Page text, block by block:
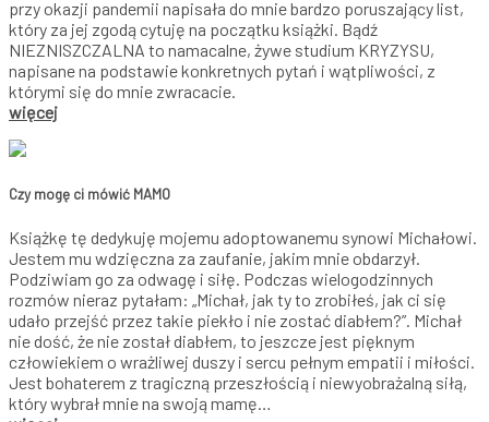
przy okazji pandemii napisała do mnie bardzo poruszający list,
który za jej zgodą cytuję na początku książki. Bądź
NIEZNISZCZALNA to namacalne, żywe studium KRYZYSU,
napisane na podstawie konkretnych pytań i wątpliwości, z
którymi się do mnie zwracacie.
więcej
Czy mogę ci mówić MAMO
Książkę tę dedykuję mojemu adoptowanemu synowi Michałowi.
Jestem mu wdzięczna za zaufanie, jakim mnie obdarzył.
Podziwiam go za odwagę i siłę. Podczas wielogodzinnych
rozmów nieraz pytałam: „Michał, jak ty to zrobiłeś, jak ci się
udało przejść przez takie piekło i nie zostać diabłem?”. Michał
nie dość, że nie został diabłem, to jeszcze jest pięknym
człowiekiem o wrażliwej duszy i sercu pełnym empatii i miłości.
Jest bohaterem z tragiczną przeszłością i niewyobrażalną siłą,
który wybrał mnie na swoją mamę…